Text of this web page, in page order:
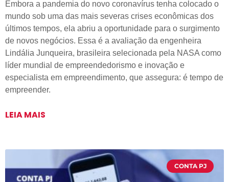
Embora a pandemia do novo coronavírus tenha colocado o
mundo sob uma das mais severas crises econômicas dos
últimos tempos, ela abriu a oportunidade para o surgimento
de novos negócios. Essa é a avaliação da engenheira
Lindália Junqueira, brasileira selecionada pela NASA como
líder mundial de empreendedorismo e inovação e
especialista em empreendimento, que assegura: é tempo de
empreender.
LEIA MAIS
CONTA PJ